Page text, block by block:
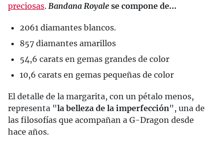
preciosas. Bandana Royale se compone de...
2061 diamantes blancos.
857 diamantes amarillos
54,6 carats en gemas grandes de color
10,6 carats en gemas pequeñas de color
El detalle de la margarita, con un pétalo menos,
representa "la belleza de la imperfección", una de
las filosofías que acompañan a G-Dragon desde
hace años.